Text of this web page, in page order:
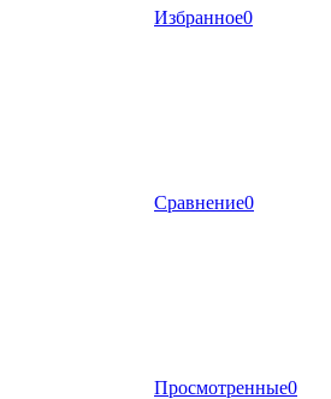
Избранное0
Сравнение0
Просмотренные0